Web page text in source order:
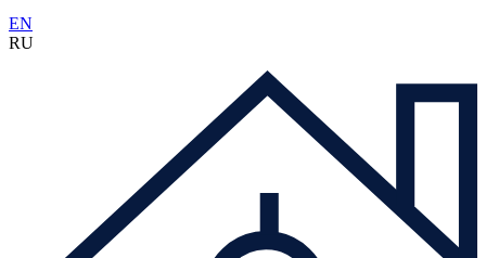
EN
RU